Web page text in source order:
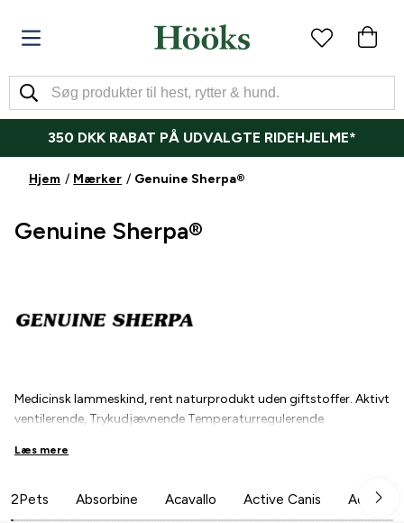
350 DKK RABAT PÅ UDVALGTE RIDEHJELME*
Hjem Mærker Genuine Sherpa®
Genuine Sherpa®
Medicinsk lammeskind, rent naturprodukt uden giftstoffer. Aktivt
ventilerende, Trykudjævnende Temperaturregulerende
Læs mere
2Pets Absorbine Acavallo Active Canis Aesculap